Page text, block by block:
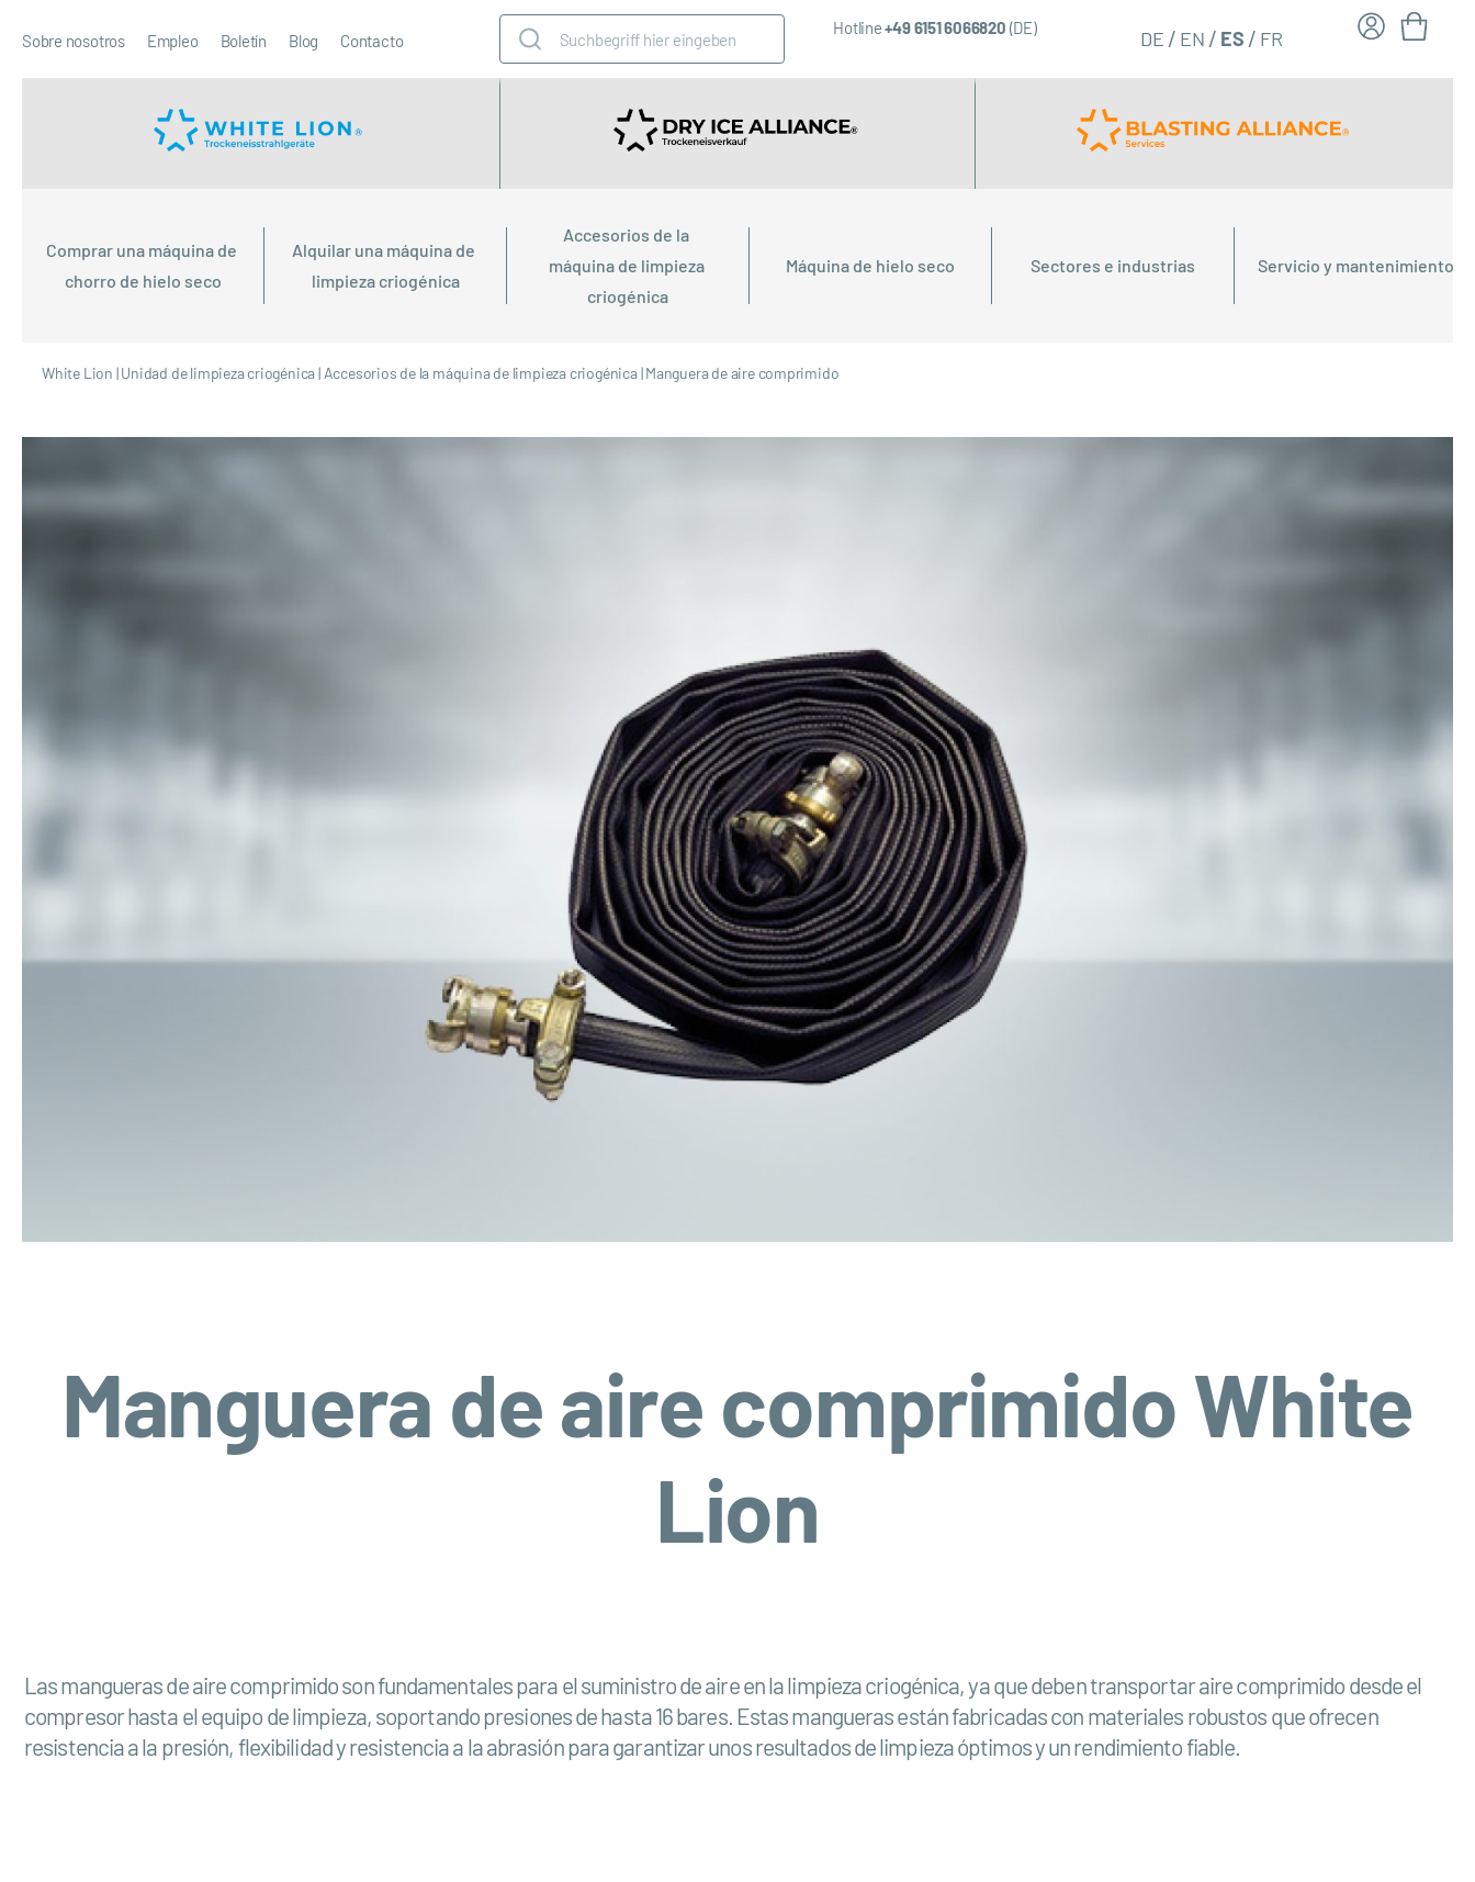
Sobre nosotros Empleo Boletín Blog Contacto
Hotline+49 6151 6066820 (DE) DE EN ES FR
Comprar una máquina de
chorro de hielo seco
Alquilar una máquina de
limpieza criogénica
Accesorios de la
máquina de limpieza
criogénica
Máquina de hielo seco Sectores e industrias Servicio y mantenimiento
White Lion |Unidad de limpieza criogénica| Accesorios de la máquina de limpieza criogénica|Manguera de aire comprimido
Manguera de aire comprimido White
Lion
Las mangueras de aire comprimido son fundamentales para el suministro de aire en la limpieza criogénica, ya que deben transportar aire comprimido desde el
compresor hasta el equipo de limpieza, soportando presiones de hasta 16 bares. Estas mangueras están fabricadas con materiales robustos que ofrecen
resistencia a la presión, flexibilidad y resistencia a la abrasión para garantizar unos resultados de limpieza óptimos y un rendimiento fiable.